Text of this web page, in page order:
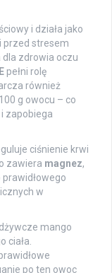
i działa jako
przed stresem
zdrowia oczu
pełni rolę
również
g owocu – co
zapobiega
ciśnienie krwi
zawiera magnez,
w
mango
ciała.
po ten owoc